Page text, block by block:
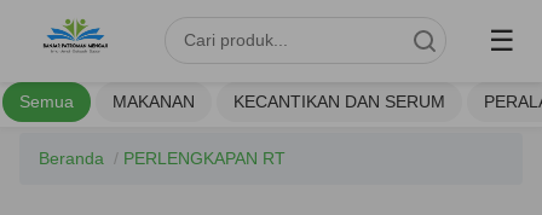
☰
Semua MAKANAN KECANTIKAN DAN SERUM
Beranda / PERLENGKAPAN RT